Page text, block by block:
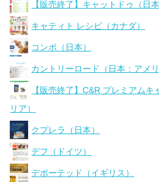
【販売終了】キャットドゥ（日本
キャティト レシピ（カナダ）
コンボ（日本）
カントリーロード（日本：アメリ
【販売終了】C&R プレミアム
リア）
クプレラ（日本）
デフ（ドイツ）
デボーテッド（イギリス）